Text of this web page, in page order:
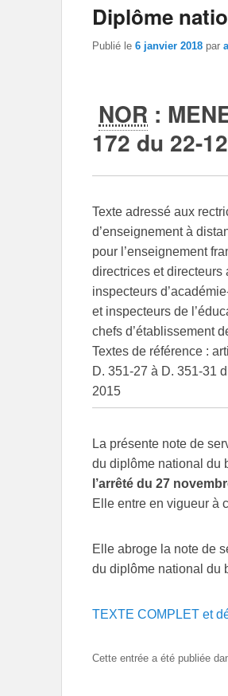
Diplôme
Publié le 6 janvier 2018 par
NOR :
172 du 22-
Texte adressé aux
d’enseignement à
pour l’enseignement
directrices et directeurs
inspecteurs
et inspecteurs de
chefs d’établissement
Textes de référence :
D. 351-27 à D. 351-31
2015
La présente note de
du diplôme national du
l’arrêté du 27
Elle entre en vigueur à
Elle abroge la note de
du diplôme national du
TEXTE COMPLET et
Cette entrée a été publiée